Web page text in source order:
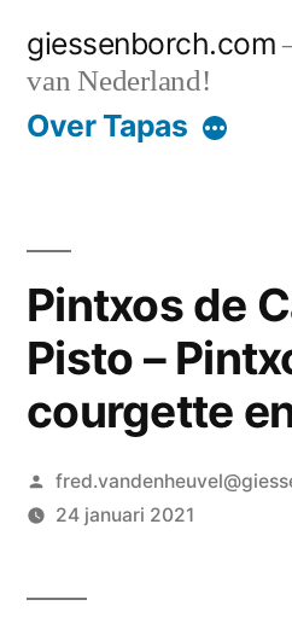
naar
giessenborch.com
van Nederland!
Over Tapas
Pintxos de
Pisto –
courgette
Geplaatst
door
24 januari 2021